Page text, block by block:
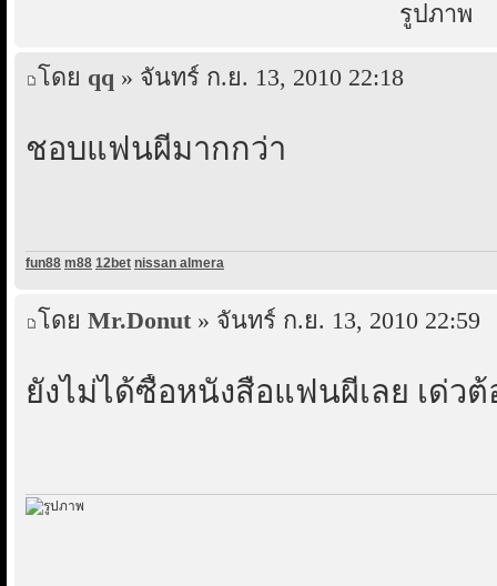
โดย qq » จันทร์ ก.ย. 13, 2010 22:18
ชอบแฟนผีมากกว่า
fun88 m88 12bet nissan almera
โดย Mr.Donut » จันทร์ ก.ย. 13, 2010 22:59
ยังไม่ได้ซื้อหนังสือแฟนผีเลย เด่ว